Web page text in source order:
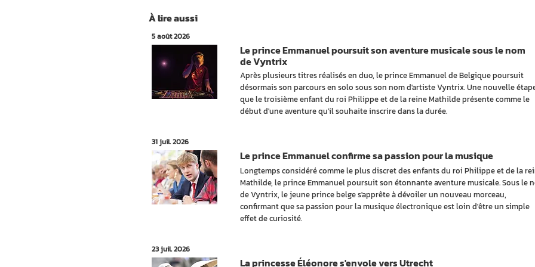
À lire aussi
5 août 2026
Après plusieurs titres réalisés en duo, le prince Emmanuel de Belgique poursuit
désormais son parcours en solo sous son nom d'artiste Vyntrix. Une nouvelle
que le troisième enfant du roi Philippe et de la reine Mathilde présente comme le
début d'une aventure qu'il souhaite inscrire dans la durée.
Le prince Emmanuel poursuit son aventure musicale sous le nom
de Vyntrix
31 juil. 2026
Longtemps considéré comme le plus discret des enfants du roi Philippe et de la
Mathilde, le prince Emmanuel poursuit son étonnante aventure musicale. Sous le
de Vyntrix, le jeune prince belge s'apprête à dévoiler un nouveau morceau,
confirmant que sa passion pour la musique électronique est loin d'être un simple
effet de curiosité.
Le prince Emmanuel confirme sa passion pour la musique
23 juil. 2026
La princesse Éléonore s'envole vers Utrecht